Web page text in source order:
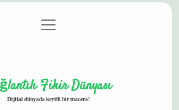
Gizlilik Politikası
menüyü
aç
Fikir Dünyası
Dijital dünyada keyifli bir macera!